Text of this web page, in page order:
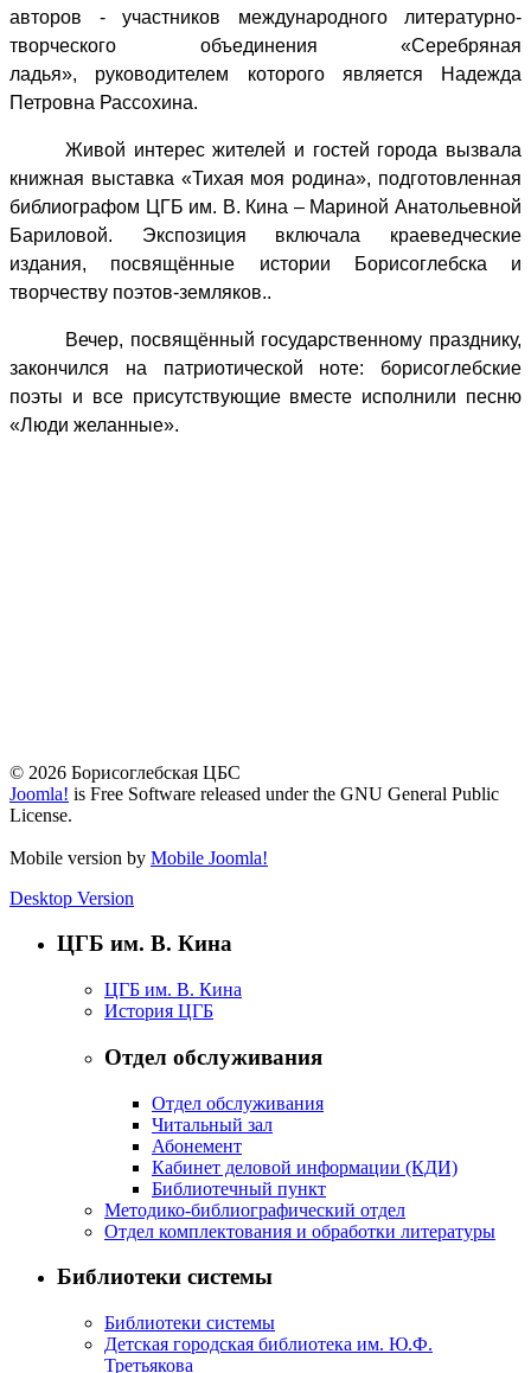
авторов - участников международного литературно-
творческого объединения «Серебряная
ладья», руководителем которого является Надежда
Петровна Рассохина.
Живой интерес жителей и гостей города вызвала
книжная выставка «Тихая моя родина», подготовленная
библиографом ЦГБ им. В. Кина – Мариной Анатольевной
Бариловой. Экспозиция включала краеведческие
издания, посвящённые истории Борисоглебска и
творчеству поэтов-земляков..
Вечер, посвящённый государственному празднику,
закончился на патриотической ноте: борисоглебские
поэты и все присутствующие вместе исполнили песню
«Люди желанные».
© 2026 Борисоглебская ЦБС
Joomla! is Free Software released under the GNU General Public
License.
Mobile version by Mobile Joomla!
Desktop Version
ЦГБ им. В. Кина
ЦГБ им. В. Кина
История ЦГБ
Отдел обслуживания
Отдел обслуживания
Читальный зал
Абонемент
Кабинет деловой информации (КДИ)
Библиотечный пункт
Методико-библиографический отдел
Отдел комплектования и обработки литературы
Библиотеки системы
Библиотеки системы
Детская городская библиотека им. Ю.Ф.
Третьякова